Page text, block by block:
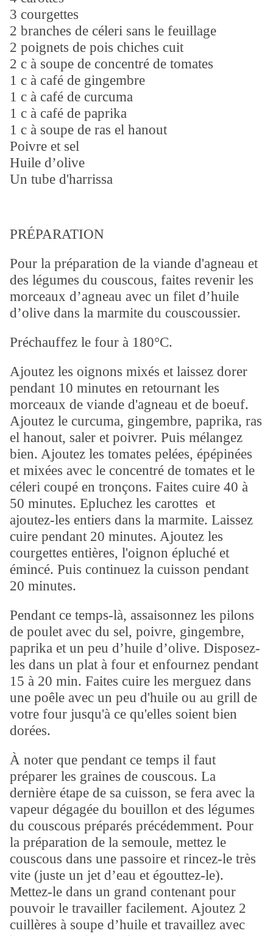
3 courgettes
2 branches de céleri sans le feuillage
2 poignets de pois chiches cuit
2 c à soupe de concentré de tomates
1 c à café de gingembre
1 c à café de curcuma
1 c à café de paprika
1 c à soupe de ras el hanout
Poivre et sel
Huile d’olive
Un tube d'harrissa
PRÉPARATION
Pour la préparation de la viande d'agneau et
des légumes du couscous, faites revenir les
morceaux d’agneau avec un filet d’huile
d’olive dans la marmite du couscoussier.
Préchauffez le four à 180°C.
Ajoutez les oignons mixés et laissez dorer
pendant 10 minutes en retournant les
morceaux de viande d'agneau et de boeuf.
Ajoutez le curcuma, gingembre, paprika, ras
el hanout, saler et poivrer. Puis mélangez
bien. Ajoutez les tomates pelées, épépinées
et mixées avec le concentré de tomates et le
céleri coupé en tronçons. Faites cuire 40 à
50 minutes. Epluchez les carottes et
ajoutez-les entiers dans la marmite. Laissez
cuire pendant 20 minutes. Ajoutez les
courgettes entières, l'oignon épluché et
émincé. Puis continuez la cuisson pendant
20 minutes.
Pendant ce temps-là, assaisonnez les pilons
de poulet avec du sel, poivre, gingembre,
paprika et un peu d’huile d’olive. Disposez-
les dans un plat à four et enfournez pendant
15 à 20 min. Faites cuire les merguez dans
une poêle avec un peu d'huile ou au grill de
votre four jusqu'à ce qu'elles soient bien
dorées.
À noter que pendant ce temps il faut
préparer les graines de couscous. La
dernière étape de sa cuisson, se fera avec la
vapeur dégagée du bouillon et des légumes
du couscous préparés précédemment. Pour
la préparation de la semoule, mettez le
couscous dans une passoire et rincez-le très
vite (juste un jet d’eau et égouttez-le).
Mettez-le dans un grand contenant pour
pouvoir le travailler facilement. Ajoutez 2
cuillères à soupe d’huile et travaillez avec